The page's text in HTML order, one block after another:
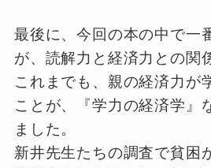
最後に、今回の本の中で一
が、読解力と経済力との関
これまでも、親の経済力が
ことが、『学力の経済学』
ました。
新井先生たちの調査で貧困